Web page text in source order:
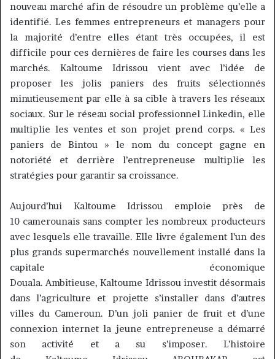
nouveau marché afin de résoudre un problème qu’elle a
identifié. Les femmes entrepreneurs et managers pour
la majorité d’entre elles étant très occupées, il est
difficile pour ces dernières de faire les courses dans les
marchés.
Kaltoume Idrissouvient avec l’idée de
proposer les jolis paniers des fruits sélectionnés
minutieusement par elle à sa cible à travers les réseaux
sociaux. Sur le réseau social professionnelLinkedin, elle
multiplie les ventes et son projet prend corps. « Les
paniers de Bintou » le nom du concept gagne en
notoriété et derrière l’entrepreneuse multiplie les
stratégies pour garantir sa croissance.
Aujourd’hui Kaltoume Idrissou emploie près de
10 camerounais sans compter les nombreux producteurs
avec lesquels elle travaille. Elle livre également l’un des
plus grands supermarchés nouvellement installé dans la
capitale économique
Douala. Ambitieuse,Kaltoume Idrissouinvestit désormais
dans l’agriculture et projette s’installer dans d’autres
villes du Cameroun. D’un joli panier de fruit et d’une
connexion internet la jeune entrepreneuse a démarré
son activité et a su s’imposer. L’histoire